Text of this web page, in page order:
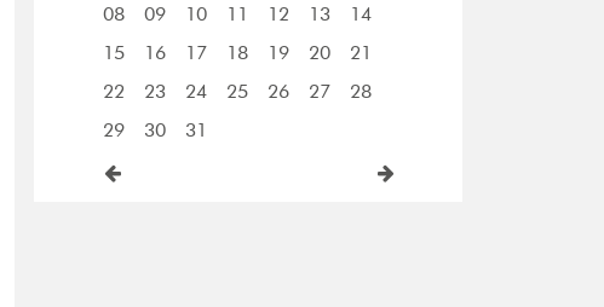
08
09 10 11 12 13
14
15
16 17 18 19 20
21
22
23 24 25 26 27
28
29
30 31